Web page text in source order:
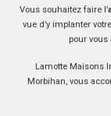
Vous souhaitez faire l’
vue d’y implanter
pour
Lamotte Maisons
Morbihan, vous